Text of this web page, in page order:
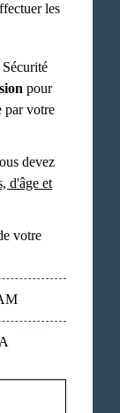
les
pour
par votre
devez
d'âge et
votre